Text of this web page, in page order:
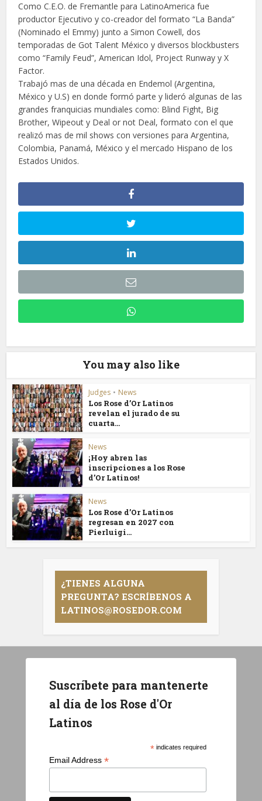
Como C.E.O. de Fremantle para LatinoAmerica fue
productor Ejecutivo y co-creador del formato “La Banda”
(Nominado el Emmy) junto a Simon Cowell, dos
temporadas de Got Talent México y diversos blockbusters
como “Family Feud”, American Idol, Project Runway y X
Factor.
Trabajó mas de una década en Endemol (Argentina,
México y U.S) en donde formó parte y lideró algunas de las
grandes franquicias mundiales como: Blind Fight, Big
Brother, Wipeout y Deal or not Deal, formato con el que
realizó mas de mil shows con versiones para Argentina,
Colombia, Panamá, México y el mercado Hispano de los
Estados Unidos.
You may also like
Judges • News
Los Rose d’Or Latinos
revelan el jurado de su
cuarta...
News
¡Hoy abren las
inscripciones a los Rose
d’Or Latinos!
News
Los Rose d’Or Latinos
regresan en 2027 con
Pierluigi...
¿TIENES ALGUNA
PREGUNTA? ESCRÍBENOS A
LATINOS@ROSEDOR.COM
Suscríbete para mantenerte
al día de los Rose d'Or
Latinos
*indicates required
Email Address *